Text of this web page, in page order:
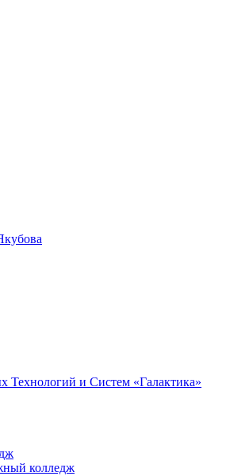
Технологий и Систем «Галактика»
колледж